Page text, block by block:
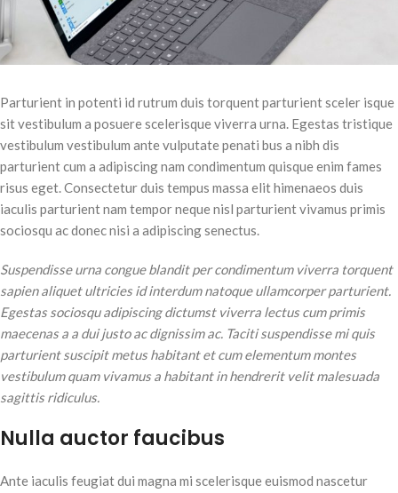
Parturient in potenti id rutrum duis torquent parturient sceler isque
sit vestibulum a posuere scelerisque viverra urna. Egestas tristique
vestibulum vestibulum ante vulputate penati bus a nibh dis
parturient cum a adipiscing nam condimentum quisque enim fames
risus eget. Consectetur duis tempus massa elit himenaeos duis
iaculis parturient nam tempor neque nisl parturient vivamus primis
sociosqu ac donec nisi a adipiscing senectus.
Suspendisse urna congue blandit per condimentum viverra torquent
sapien aliquet ultricies id interdum natoque ullamcorper parturient.
Egestas sociosqu adipiscing dictumst viverra lectus cum primis
maecenas a a dui justo ac dignissim ac. Taciti suspendisse mi quis
parturient suscipit metus habitant et cum elementum montes
vestibulum quam vivamus a habitant in hendrerit velit malesuada
sagittis ridiculus.
Nulla auctor faucibus
Ante iaculis feugiat dui magna mi scelerisque euismod nascetur